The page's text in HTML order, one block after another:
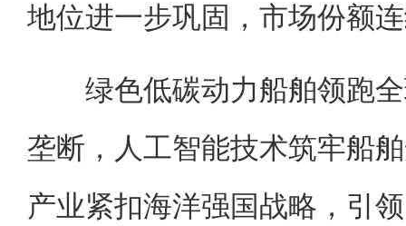
地位进一步巩固，市场份额
绿色低碳动力船舶领跑全
垄断，人工智能技术筑牢船
产业紧扣海洋强国战略，引